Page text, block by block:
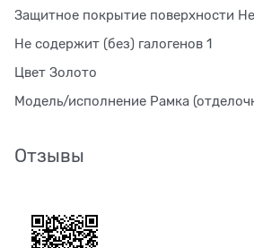
Защитное покрытие поверхности
Не содержит (без) галогенов 1
Цвет Золото
Модель/исполнение Рамка
Отзывы